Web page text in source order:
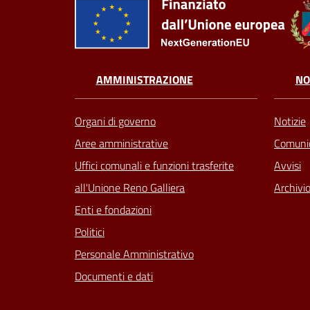
AMMINISTRAZIONE
Organi di governo
Aree amministrative
Uffici comunali e funzioni trasferite
all'Unione Reno Galliera
Enti e fondazioni
Politici
Personale Amministrativo
Documenti e dati
Notizie
Avvisi